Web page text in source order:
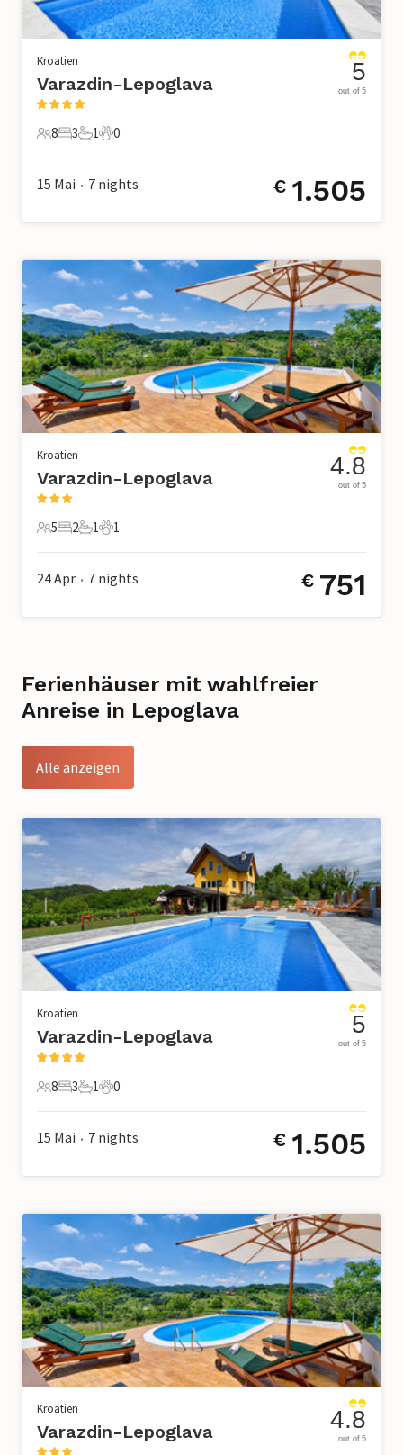
Kroatien
Varazdin-Lepoglava
8 Gäste
8
3 Schlafzimmer
3
1 Badezimmer
1
0 Haustiere
0
5
out of 5
15 Mai • 7 nights € 1.505
Kroatien
Varazdin-Lepoglava
5 Gäste
5
2 Schlafzimmer
2
1 Badezimmer
1
1 Haustier
1
4.8
out of 5
24 Apr • 7 nights € 751
Ferienhäuser mit wahlfreier
Anreise in Lepoglava
Alle anzeigen
Kroatien
Varazdin-Lepoglava
8 Gäste
8
3 Schlafzimmer
3
1 Badezimmer
1
0 Haustiere
0
5
out of 5
15 Mai • 7 nights € 1.505
Kroatien
Varazdin-Lepoglava 4.8
out of 5